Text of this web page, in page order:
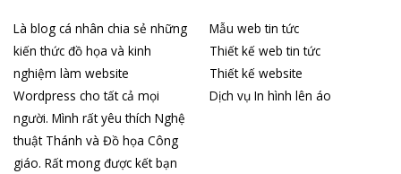
Là blog cá nhân chia sẻ những
kiến thức đồ họa và kinh
nghiệm làm website
Wordpress cho tất cả mọi
người. Mình rất yêu thích Nghệ
thuật Thánh và Đồ họa Công
giáo. Rất mong được kết bạn
Mẫu web tin tức
Thiết kế web tin tức
Thiết kế website
Dịch vụ In hình lên áo